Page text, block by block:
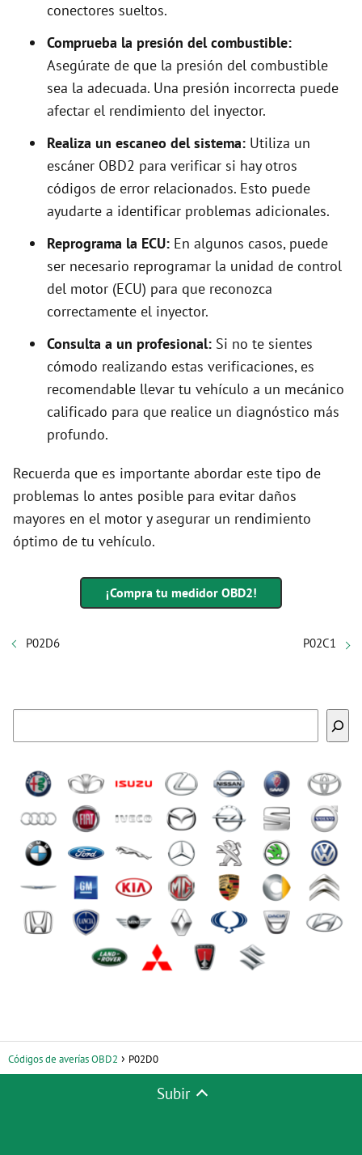
conectores sueltos.
Comprueba la presión del combustible:
Asegúrate de que la presión del combustible
sea la adecuada. Una presión incorrecta puede
afectar el rendimiento del inyector.
Realiza un escaneo del sistema: Utiliza un
escáner OBD2 para verificar si hay otros
códigos de error relacionados. Esto puede
ayudarte a identificar problemas adicionales.
Reprograma la ECU: En algunos casos, puede
ser necesario reprogramar la unidad de control
del motor (ECU) para que reconozca
correctamente el inyector.
Consulta a un profesional: Si no te sientes
cómodo realizando estas verificaciones, es
recomendable llevar tu vehículo a un mecánico
calificado para que realice un diagnóstico más
profundo.
Recuerda que es importante abordar este tipo de
problemas lo antes posible para evitar daños
mayores en el motor y asegurar un rendimiento
óptimo de tu vehículo.
¡Compra tu medidor OBD2!
P02D6 P02C1
Códigos de averías OBD2 P02D0
Subir